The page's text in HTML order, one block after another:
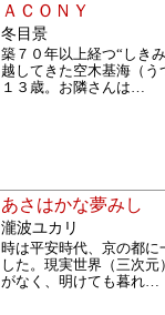
ＡＣＯＮＹ
冬目景
築７０年以上経つ“しき
越してきた空木基海（
１３歳。お隣さんは…
あさはかな夢みし
瀧波ユカリ
時は平安時代、京の都に
した。現実世界（三次
がなく、明けても暮れ…